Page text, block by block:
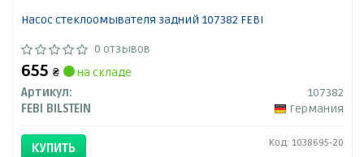
Насос стеклоомывателя задний 107382 FEBI
0 отзывов
655 ₴
на складе
Артикул:
107382
FEBI BILSTEIN
Германия
КУПИТЬ Код: 1038695-20